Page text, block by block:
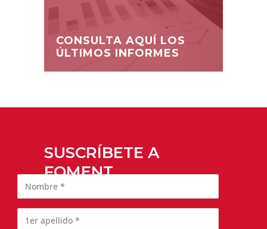
CONSULTA AQUÍ LOS
ÚLTIMOS INFORMES
SUSCRÍBETE A
FOMENT